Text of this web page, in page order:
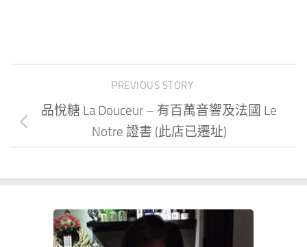
PREVIOUS STORY
品悅糖 La Douceur – 有百萬音響及法國 Le
Notre 證書 (此店已遷址)